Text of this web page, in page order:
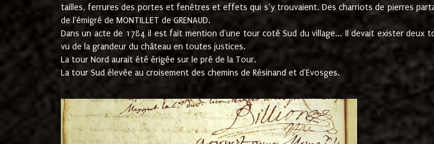
tailles, ferrures des portes et fenêtres et effets qui s’y trouvaient. Des charriots de pierres
de l'émigré de MONTILLET de GRENAUD.
Dans un acte de 1784 il est fait mention d'une tour coté Sud du village... Il devait exister deux
vu de la grandeur du château en toutes justices.
La tour Nord aurait été érigée sur le pré de la Tour.
La tour Sud élevée au croisement des chemins de Résinand et d'Evosges.